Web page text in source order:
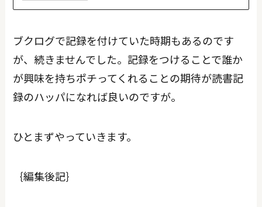
ブクログで記録を付けていた時期もあるのです
が、続きませんでした。記録をつけることで誰か
が興味を持ちポチってくれることの期待が読書記
録のハッパになれば良いのですが。
ひとまずやっていきます。
｛編集後記｝